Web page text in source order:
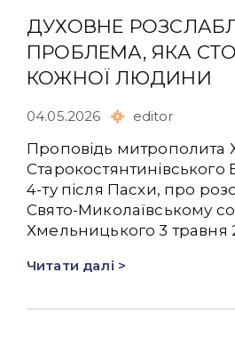
ДУХОВНЕ
ПРОБЛЕМА, ЯКА
КОЖНОЇ ЛЮДИНИ
04.05.2026 editor
Проповідь митрополита
Старокостянтинівського
4-ту після Пасхи, про
Свято-Миколаївському
Хмельницького 3 травня
Читати далі >